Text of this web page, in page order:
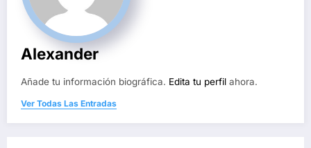
Alexander
Añade tu información biográfica. Edita tu perfil ahora.
Ver Todas Las Entradas